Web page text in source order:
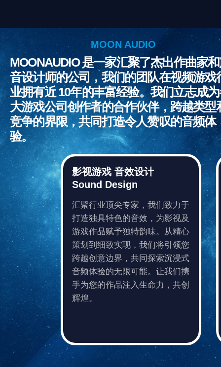
MOON AUDIO
MOONAUDIO 是一家汇聚了杰出作曲家
音设计师的公司，我们的团队在视频游戏
业拥有近 10年的丰富经验。我们立志成
大游戏公司创作者的合作伙伴，跨越类型
竞争的界限，共同打造令人赞叹的音频体
验。
影视游戏 音效设计
Sound Design
汇聚行业顶尖专家，我们致力于
打造独具特色的音效，为影视及
游戏作品赋予独特韵味。从精心
策划到细致实现，我们将引领您
跨越创意边界，共同探索沉浸式
音频体验的无限可能。让我们携
手为您的作品注入生命力，共创
辉煌。